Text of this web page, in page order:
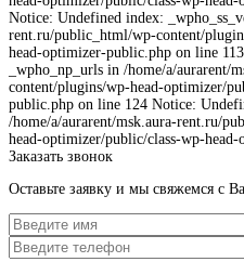
Notice: Undefined index:
rent.ru/public_html/wp-content/
head-optimizer-public.php on line
_wpho_np_urls in /home/a/
content/plugins/wp-head-optimizer/
public.php on line 124 Notice:
/home/a/aurarent/msk.aura-rent.ru/
head-optimizer/public/class-wp-
Заказать звонок
Оставьте заявку и мы свяжемся с